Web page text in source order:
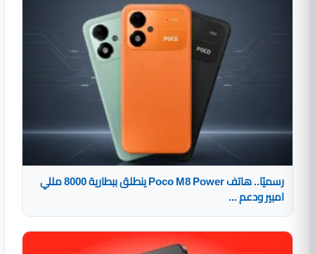
رسميًا.. هاتف Poco M8 Power ينطلق ببطارية 8000 مللي
امبير ودعم ...